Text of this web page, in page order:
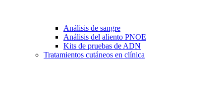
Análisis de sangre
Análisis del aliento PNOE
Kits de pruebas de ADN
Tratamientos cutáneos en clínica